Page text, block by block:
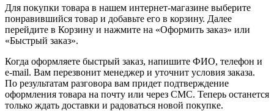
Для покупки товара в нашем интернет-магазине выберите
понравившийся товар и добавьте его в корзину. Далее
перейдите в Корзину и нажмите на «Оформить заказ» или
«Быстрый заказ».
Когда оформляете быстрый заказ, напишите ФИО, телефон и
e-mail. Вам перезвонит менеджер и уточнит условия заказа.
По результатам разговора вам придет подтверждение
оформления товара на почту или через СМС. Теперь останется
только ждать доставки и радоваться новой покупке.